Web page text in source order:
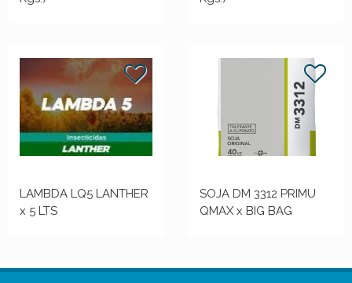
LAMBDA LQ5 LANTHER
x 5 LTS
SOJA DM 3312 PRIMU
QMAX x BIG BAG